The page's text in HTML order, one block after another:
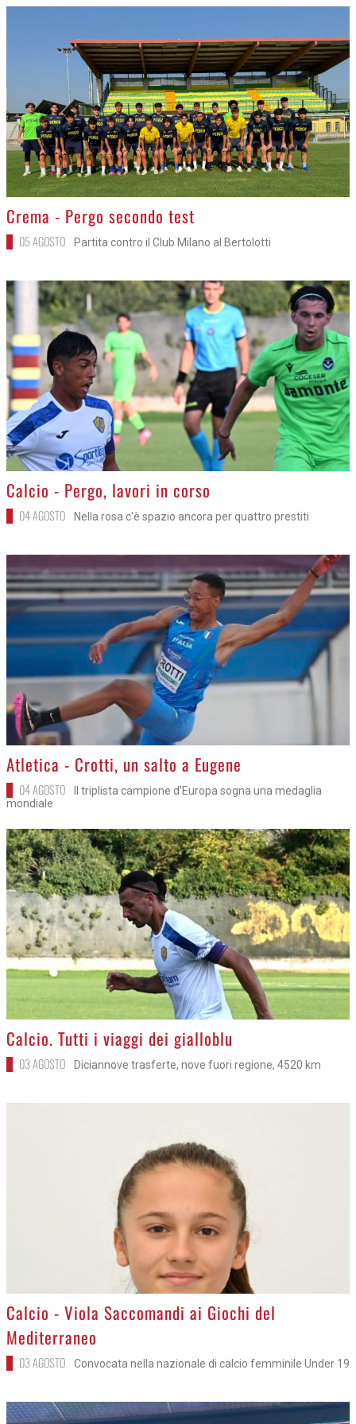
>
Crema - Pergo secondo test
05 AGOSTO Partita contro il Club Milano al Bertolotti
>
Calcio - Pergo, lavori in corso
04 AGOSTO Nella rosa c'è spazio ancora per quattro prestiti
>
Atletica - Crotti, un salto a Eugene
04 AGOSTO
Il triplista campione d'Europa sogna una medaglia
mondiale
>
Calcio. Tutti i viaggi dei gialloblu
03 AGOSTO Diciannove trasferte, nove fuori regione, 4520 km
>
Calcio - Viola Saccomandi ai Giochi del
Mediterraneo
03 AGOSTO Convocata nella nazionale di calcio femminile Under 19